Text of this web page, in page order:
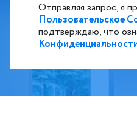
Отправляя запрос, я
Пользовательское
подтверждаю, что